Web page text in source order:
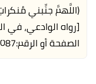
(اللَّهمَّ جنِّبني مُنكراتِ
[رواه الوادعي، في
الصفحة أو الرقم:1087، حديث صحيح.]